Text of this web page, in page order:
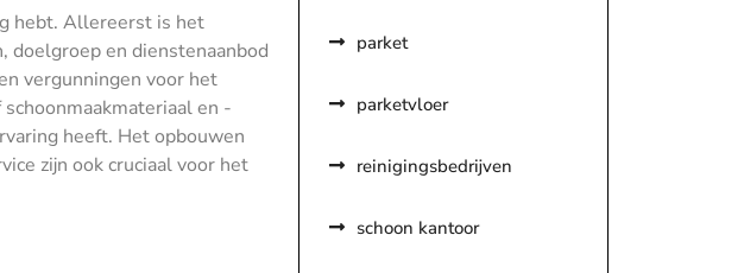
hebt. Allereerst is het
en dienstenaanbod
vergunningen voor het
en -
heeft. Het opbouwen
zijn ook cruciaal voor het
parket
parketvloer
reinigingsbedrijven
schoon kantoor